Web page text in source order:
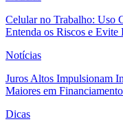
Celular no Trabalho: Uso
Entenda os Riscos e Evite
Notícias
Juros Altos Impulsionam
Maiores em
Dicas